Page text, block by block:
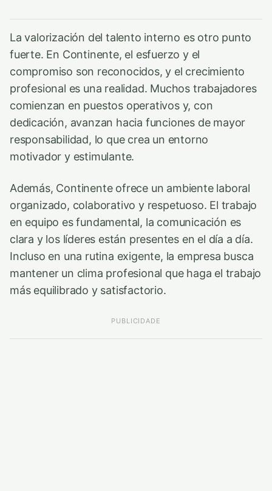
La valorización del talento interno es otro punto
fuerte. En Continente, el esfuerzo y el
compromiso son reconocidos, y el crecimiento
profesional es una realidad. Muchos trabajadores
comienzan en puestos operativos y, con
dedicación, avanzan hacia funciones de mayor
responsabilidad, lo que crea un entorno
motivador y estimulante.
Además, Continente ofrece un ambiente laboral
organizado, colaborativo y respetuoso. El trabajo
en equipo es fundamental, la comunicación es
clara y los líderes están presentes en el día a día.
Incluso en una rutina exigente, la empresa busca
mantener un clima profesional que haga el trabajo
más equilibrado y satisfactorio.
PUBLICIDADE